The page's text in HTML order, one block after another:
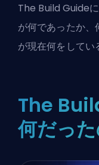
The Build Guide
が何であったか、
が現在何をしてい
The
何だっ